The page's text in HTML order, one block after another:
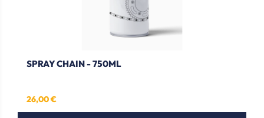
SPRAY CHAIN - 750ML
Prix
26,00 €